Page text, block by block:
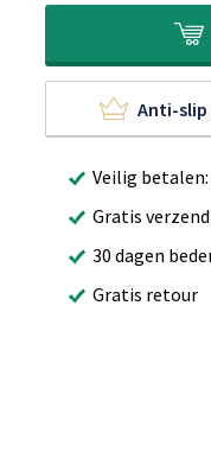
Anti-
Veilig
Gratis
30 dagen
Gratis retour